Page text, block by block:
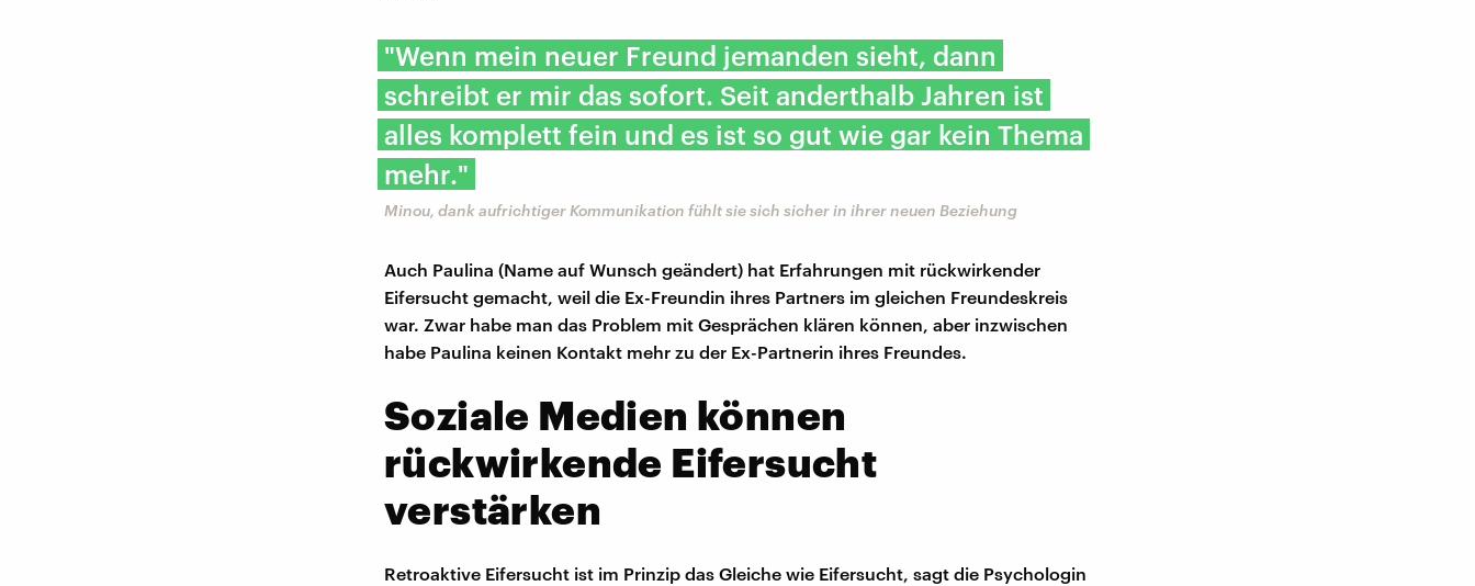
"Wenn mein neuer Freund jemanden sieht, dann
schreibt er mir das sofort. Seit anderthalb Jahren ist
alles komplett fein und es ist so gut wie gar kein Thema
mehr."
Minou, dank aufrichtiger Kommunikation fühlt sie sich sicher in ihrer neuen Beziehung
Auch Paulina (Name auf Wunsch geändert) hat Erfahrungen mit rückwirkender
Eifersucht gemacht, weil die Ex-Freundin ihres Partners im gleichen Freundeskreis
war. Zwar habe man das Problem mit Gesprächen klären können, aber inzwischen
habe Paulina keinen Kontakt mehr zu der Ex-Partnerin ihres Freundes.
Soziale Medien können
rückwirkende Eifersucht
verstärken
Retroaktive Eifersucht ist im Prinzip das Gleiche wie Eifersucht, sagt die Psychologin